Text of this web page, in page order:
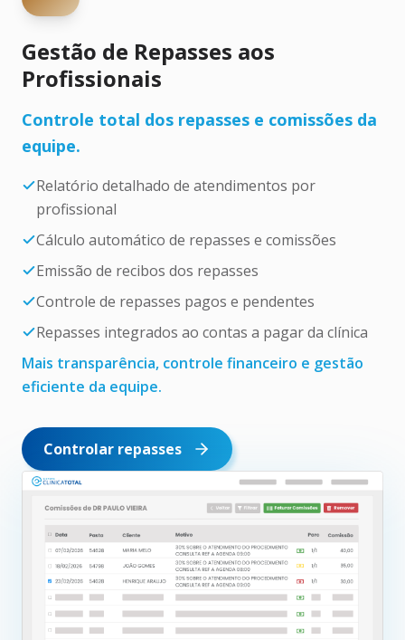
Gestão de Repasses aos
Profissionais
Controle total dos repasses e comissões da
equipe.
Relatório detalhado de atendimentos por
profissional
Cálculo automático de repasses e comissões
Emissão de recibos dos repasses
Controle de repasses pagos e pendentes
Repasses integrados ao contas a pagar da clínica
Mais transparência, controle financeiro e gestão
eficiente da equipe.
Controlar repasses